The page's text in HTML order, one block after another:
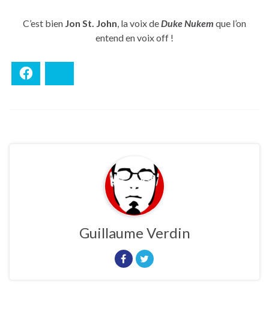
C’est bien Jon St. John, la voix deDuke Nukem que l’on
entend en voix off !
Guillaume Verdin